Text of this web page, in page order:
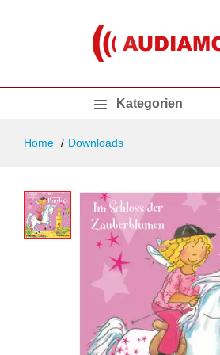
Kategorien
Home Downloads